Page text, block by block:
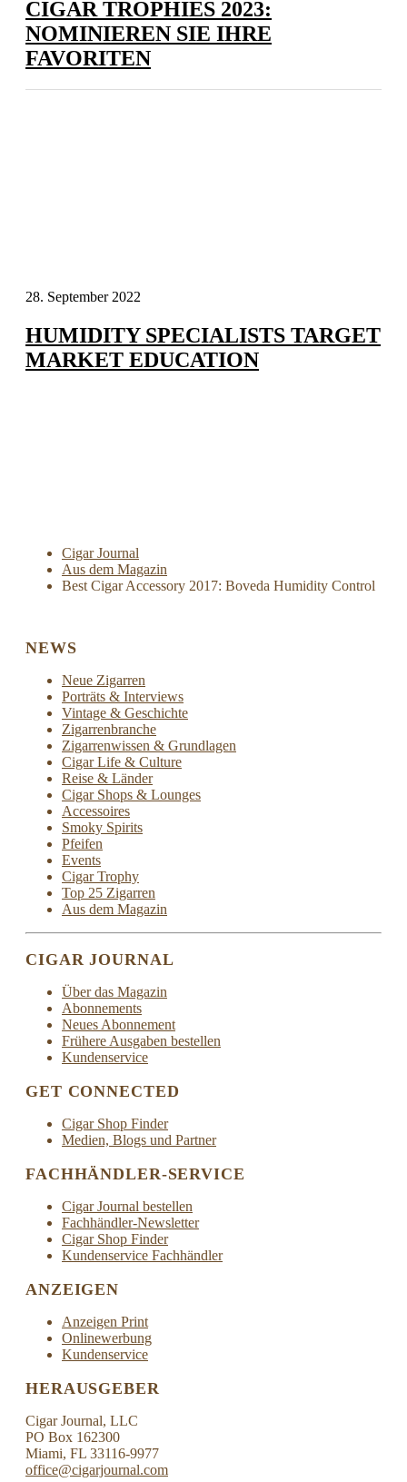
CIGAR TROPHIES 2023:
NOMINIEREN SIE IHRE
FAVORITEN
28. September 2022
HUMIDITY SPECIALISTS TARGET
MARKET EDUCATION
Cigar Journal
Aus dem Magazin
Best Cigar Accessory 2017: Boveda Humidity Control
NEWS
Neue Zigarren
Porträts & Interviews
Vintage & Geschichte
Zigarrenbranche
Zigarrenwissen & Grundlagen
Cigar Life & Culture
Reise & Länder
Cigar Shops & Lounges
Accessoires
Smoky Spirits
Pfeifen
Events
Cigar Trophy
Top 25 Zigarren
Aus dem Magazin
CIGAR JOURNAL
Über das Magazin
Abonnements
Neues Abonnement
Frühere Ausgaben bestellen
Kundenservice
GET CONNECTED
Cigar Shop Finder
Medien, Blogs und Partner
FACHHÄNDLER-SERVICE
Cigar Journal bestellen
Fachhändler-Newsletter
Cigar Shop Finder
Kundenservice Fachhändler
ANZEIGEN
Anzeigen Print
Onlinewerbung
Kundenservice
HERAUSGEBER
Cigar Journal, LLC
PO Box 162300
Miami, FL 33116-9977
office@cigarjournal.com